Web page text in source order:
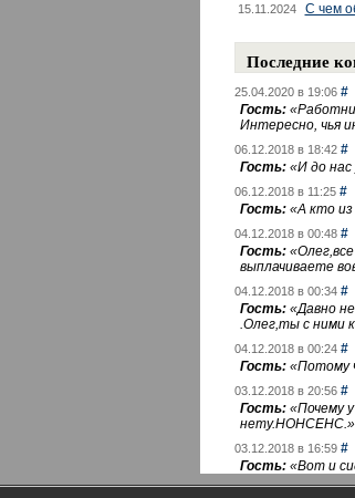
15.11.2024 С чем
Последние
25.04.2020 в 19:06 #
Гость: «
Интересно, чья
06.12.2018 в 18:42 #
Гость: «И до нас
06.12.2018 в 11:25 #
Гость: «А кто
04.12.2018 в 00:48 #
Гость: «
выплачиваете
04.12.2018 в 00:34 #
Гость: «Давно
.Олег,ты с ними
04.12.2018 в 00:24 #
Гость: «Потому
03.12.2018 в 20:56 #
Гость: «Почему
нету.НОНСЕНС.»
03.12.2018 в 16:59 #
Гость: «Вот и